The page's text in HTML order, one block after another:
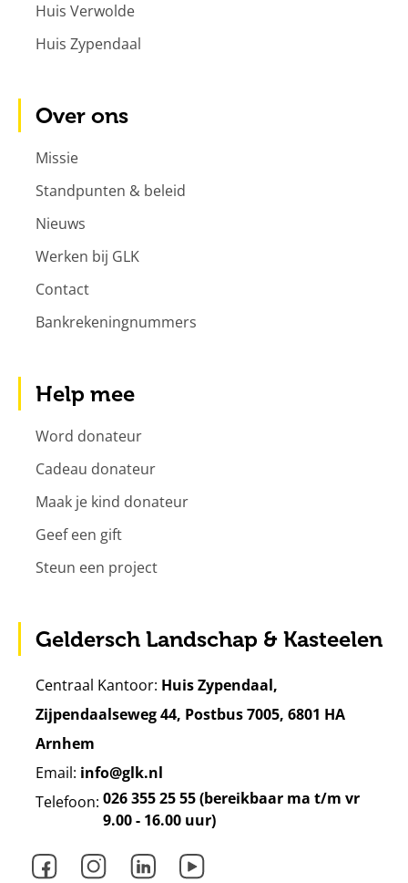
Huis Verwolde
Huis Zypendaal
Over ons
Missie
Standpunten & beleid
Nieuws
Werken bij GLK
Contact
Bankrekeningnummers
Help mee
Word donateur
Cadeau donateur
Maak je kind donateur
Geef een gift
Steun een project
Geldersch Landschap & Kasteelen
Centraal Kantoor: Huis Zypendaal,
Zijpendaalseweg 44, Postbus 7005, 6801 HA
Arnhem
Email: info@glk.nl
Telefoon: 026 355 25 55 (bereikbaar ma t/m vr
9.00 - 16.00 uur)